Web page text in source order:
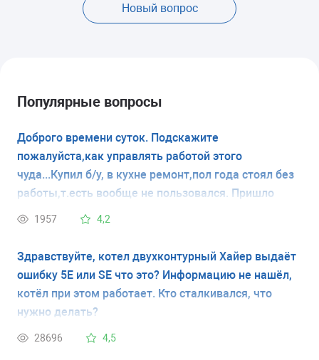
Новый вопрос
Популярные вопросы
Доброго времени суток. Подскажите
пожалуйста,как управлять работой этого
чуда...Купил б/у, в кухне ремонт,пол года стоял без
работы,т.есть вообще не пользовался. Пришло
время,просто включил в розетку... Уже пол дня
вкл.кондиционере,это при закрытых дверцах..
внутри плюс два градуса,морозилка минус 18 по
Цельсию. Подскажите, как его угомонить,Аль
мануал какой почитать. Заранее спасибо!
1957 4,2
Здравствуйте, котел двухконтурный Хайер выдаёт
ошибку 5Е или SE что это? Информацию не нашёл,
котёл при этом работает. Кто сталкивался, что
нужно делать?
28696 4,5